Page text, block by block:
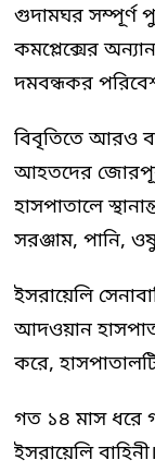
গুদামঘর সম্পূর্ণ
কমপ্লেক্সের
দমবন্ধকর পরিবেশ
বিবৃতিতে আরও
আহতদের
হাসপাতালে
সরঞ্জাম, পানি,
ইসরায়েলি
আদওয়ান
করে,
গত ১৪ মাস ধরে
ইসরায়েলি